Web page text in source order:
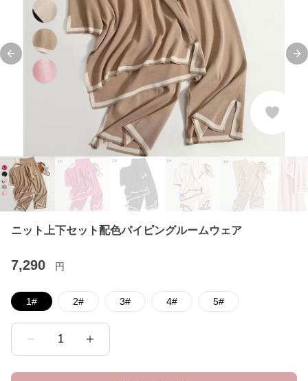
Previous slide
ニット上下セット配色パイピングルームウェア
7,290 円
1# 2# 3# 4# 5#
1